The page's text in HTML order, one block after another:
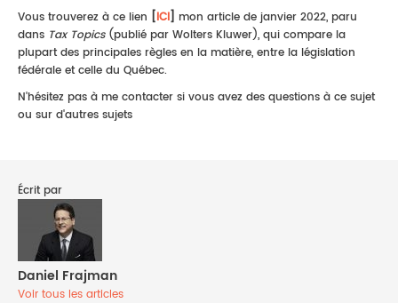
Vous trouverez à ce lien [ICI] mon article de janvier 2022, paru
dans Tax Topics(publié par Wolters Kluwer), qui compare la
plupart des principales règles en la matière, entre la législation
fédérale et celle du Québec.
N'hésitez pas à me contacter si vous avez des questions à ce sujet
ou sur d'autres sujets
Écrit par
Daniel Frajman
Voir tous les articles